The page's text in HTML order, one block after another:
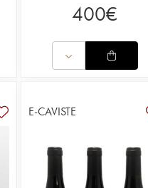
400€
E-CAVISTE